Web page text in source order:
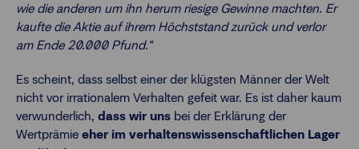
wie die anderen um ihn herum riesige Gewinne machten. Er
kaufte die Aktie auf ihrem Höchststand zurück und verlor
am Ende 20.000 Pfund.“
Es scheint, dass selbst einer der klügsten Männer der Welt
nicht vor irrationalem Verhalten gefeit war. Es ist daher kaum
verwunderlich, dass wir uns bei der Erklärung der
Wertprämie eher im verhaltenswissenschaftlichen Lager